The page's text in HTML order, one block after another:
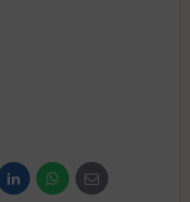
LinkedInWhatsApp
E-
mail